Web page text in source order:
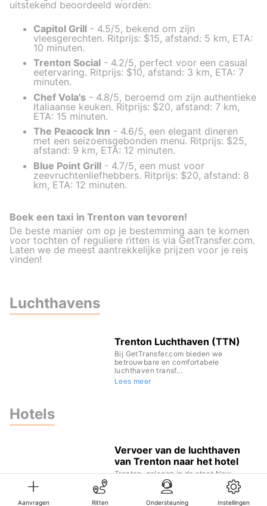
Aanvragen Ritten Ondersteuning Instellingen
uitstekend beoordeeld worden:
Capitol Grill - 4.5/5, bekend om zijn
vleesgerechten. Ritprijs: $15, afstand: 5 km, ETA:
10 minuten.
Trenton Social - 4.2/5, perfect voor een casual
eetervaring. Ritprijs: $10, afstand: 3 km, ETA: 7
minuten.
Chef Vola's - 4.8/5, beroemd om zijn authentieke
Italiaanse keuken. Ritprijs: $20, afstand: 7 km,
ETA: 15 minuten.
The Peacock Inn - 4.6/5, een elegant dineren
met een seizoensgebonden menu. Ritprijs: $25,
afstand: 9 km, ETA: 12 minuten.
Blue Point Grill - 4.7/5, een must voor
zeevruchtenliefhebbers. Ritprijs: $20, afstand: 8
km, ETA: 12 minuten.
Boek een taxi in Trenton van tevoren!
De beste manier om op je bestemming aan te komen
voor tochten of reguliere ritten is via GetTransfer.com.
Laten we de meest aantrekkelijke prijzen voor je reis
vinden!
Luchthavens
Trenton Luchthaven (TTN)
Bij GetTransfer.com bieden we
betrouwbare en comfortabele
luchthaven transf...
Lees meer
Hotels
Vervoer van de luchthaven
van Trenton naar het hotel
Trenton, gelegen in de staat New
Jersey, Verenigde Staten, wordt
Lees meer